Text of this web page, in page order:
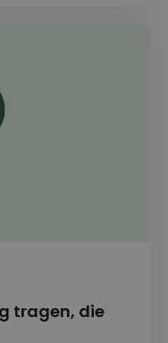
tragen, die